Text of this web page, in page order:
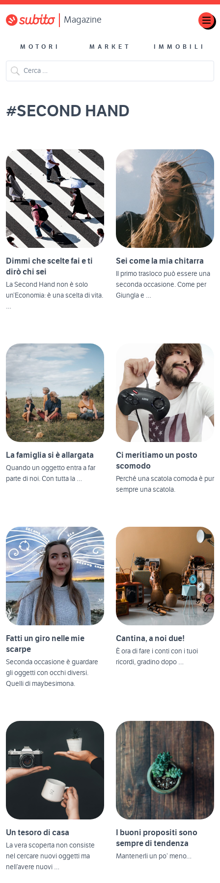
Magazine
MOTORI MARKET IMMOBILI
#SECOND HAND
Dimmi che scelte fai e ti
dirò chi sei
La Second Hand non è solo
un’Economia: è una scelta di vita.
…
Sei come la mia chitarra
Il primo trasloco può essere una
seconda occasione. Come per
Giungla e …
La famiglia si è allargata
Quando un oggetto entra a far
parte di noi. Con tutta la …
Ci meritiamo un posto
scomodo
Perché una scatola comoda è pur
sempre una scatola.
Fatti un giro nelle mie
scarpe
Seconda occasione è guardare
gli oggetti con occhi diversi.
Quelli di maybesimona.
Cantina, a noi due!
È ora di fare i conti con i tuoi
ricordi, gradino dopo …
Un tesoro di casa
La vera scoperta non consiste
nel cercare nuovi oggetti ma
nell’avere nuovi …
I buoni propositi sono
sempre di tendenza
Mantenerli un po’ meno…